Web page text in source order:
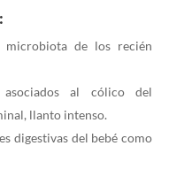
microbiota de los recién
al cólico del
llanto intenso.
digestivas del bebé como